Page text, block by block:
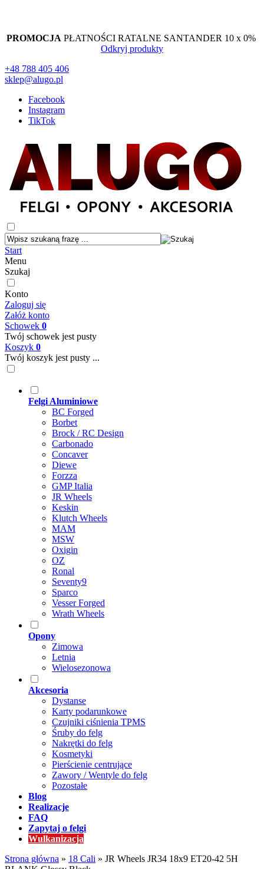
PROMOCJA PŁATNOŚCI RATALNE SANTANDER 10 x 0%
Odkryj produkty
+48 788 405 406
sklep@alugo.pl
Facebook
Instagram
TikTok
Start
Menu
Szukaj
Konto
Zaloguj się
Załóż konto
Schowek 0
Twój schowek jest pusty
Koszyk 0
Twój koszyk jest pusty ...
Felgi Aluminiowe
BC Forged
Borbet
Brock / RC Design
Carbonado
Concaver
Diewe
Forzza
GMP Italia
JR Wheels
Keskin
Klutch Wheels
MAM
MSW
Oxigin
OZ
Ronal
Seventy9
Sparco
Vesser Forged
Wrath Wheels
Opony
Zimowa
Letnia
Wielosezonowa
Akcesoria
Dystanse
Karty podarunkowe
Czujniki ciśnienia TPMS
Śruby do felg
Nakrętki do felg
Kosmetyki
Pierścienie centrujące
Zawory / Wentyle do felg
Pozostałe
Blog
Realizacje
FAQ
Zapytaj o felgi
Wulkanizacja
Strona główna » 18 Cali » JR Wheels JR34 18x9 ET20-42 5H